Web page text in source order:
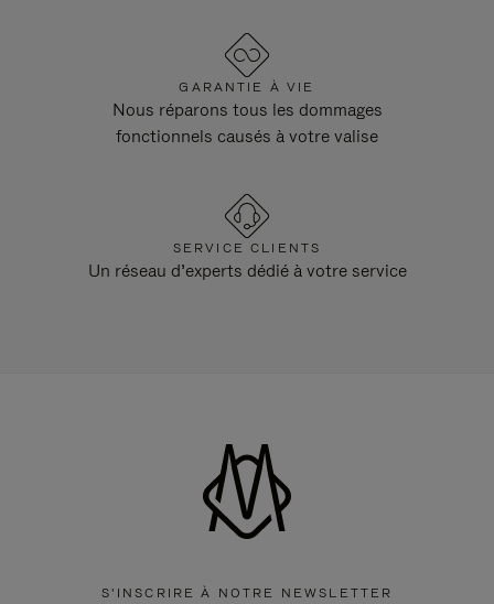
GARANTIE À VIE
Nous réparons tous les dommages
fonctionnels causés à votre valise
SERVICE CLIENTS
Un réseau d’experts dédié à votre service
S'INSCRIRE À NOTRE NEWSLETTER